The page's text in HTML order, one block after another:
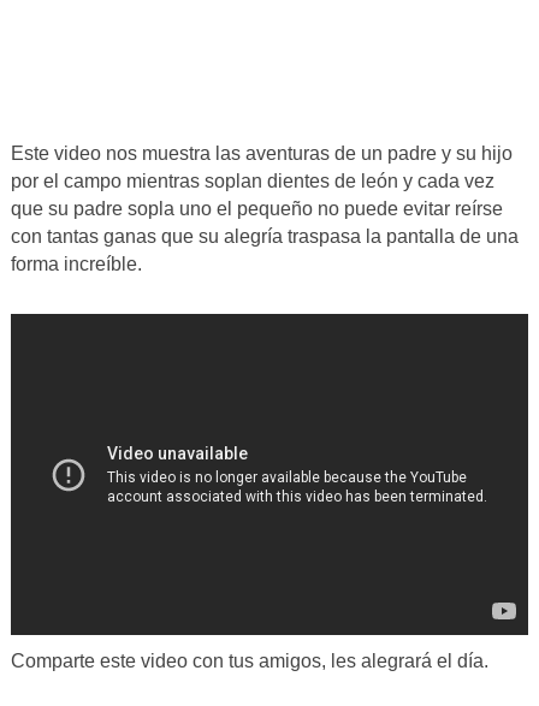
Este video nos muestra las aventuras de un padre y su hijo
por el campo mientras soplan dientes de león y cada vez
que su padre sopla uno el pequeño no puede evitar reírse
con tantas ganas que su alegría traspasa la pantalla de una
forma increíble.
Comparte este video con tus amigos, les alegrará el día.